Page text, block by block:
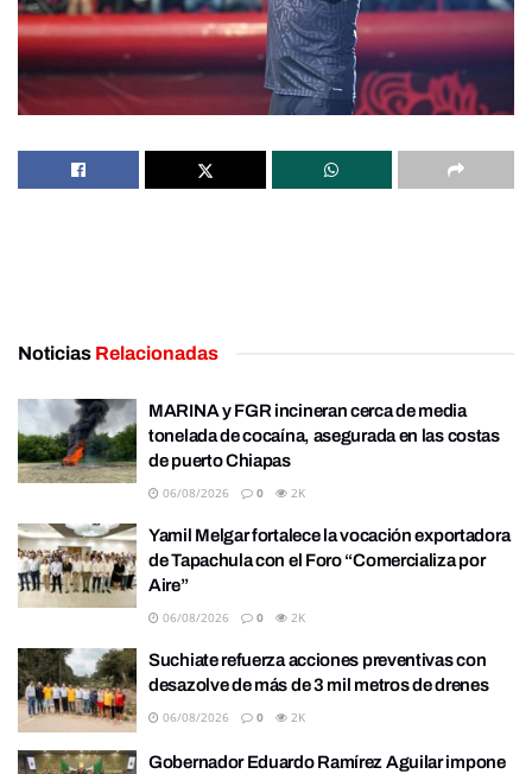
Noticias Relacionadas
MARINA y FGR incineran cerca de media
tonelada de cocaína, asegurada en las costas
de puerto Chiapas
06/08/2026 0 2K
Yamil Melgar fortalece la vocación exportadora
de Tapachula con el Foro “Comercializa por
Aire”
06/08/2026 0 2K
Suchiate refuerza acciones preventivas con
desazolve de más de 3 mil metros de drenes
06/08/2026 0 2K
Gobernador Eduardo Ramírez Aguilar impone